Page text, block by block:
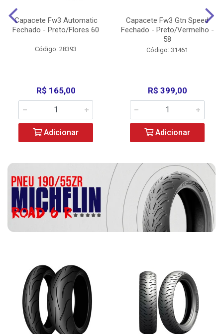
Capacete Fw3 Automatic
Fechado - Preto/Flores 60
Código: 28393
R$ 165,00
Adicionar
Capacete Fw3 Gtn Speed
Fechado - Preto/Vermelho -
58
Código: 31461
R$ 399,00
Adicionar